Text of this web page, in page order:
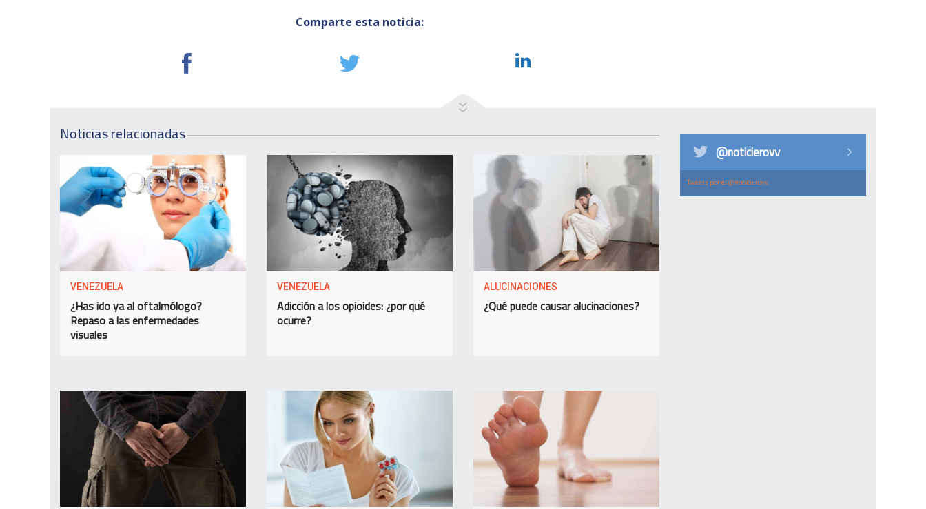
Comparte esta noticia:
Noticias relacionadas
VENEZUELA
¿Has ido ya al oftalmólogo?
Repaso a las enfermedades
visuales
VENEZUELA
Adicción a los opioides: ¿por qué
ocurre?
ALUCINACIONES
¿Qué puede causar alucinaciones?
@noticierovv
Tweets por el @noticierovv.